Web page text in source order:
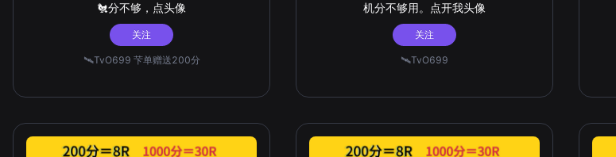
🐔分不够，点头像
关注
🛰️TvO699 芐单赠送200分
机分不够用。点开我头像
关注
🛰️TvO699